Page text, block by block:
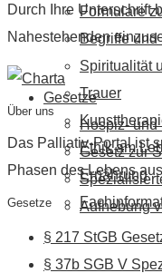
Formulare
Begriffe
Spiritualität
Trauer
Ethik am
Ernährung
Gesetze
Hospiz- und
Gesetz zur
Aufhebung
Durch Ihre Unterschrift
Nahestehenden
Über uns
Das Palliativ-Portal ist
Phasen des Lebens
Gesetze
§ 217 StGB
§ 37b SGB V